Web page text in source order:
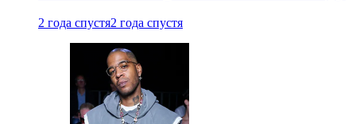
2 года спустя2 года спустя